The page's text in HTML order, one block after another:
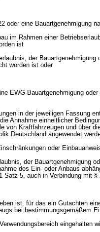
oder eine Bauartgenehmigung
im Rahmen einer
ist
der Bauartgenehmigung
worden ist oder
EWG-Bauartgenehmigung
in der jeweiligen Fassung
Annahme einheitlicher
von Kraftfahrzeugen und über
Deutschland angewendet
oder
der Bauartgenehmigung
des Ein- oder Anbaus
Satz 5, auch in Verbindung mit
ist, für das ein Gutachten
bei bestimmungsgemäßem
eingehalten